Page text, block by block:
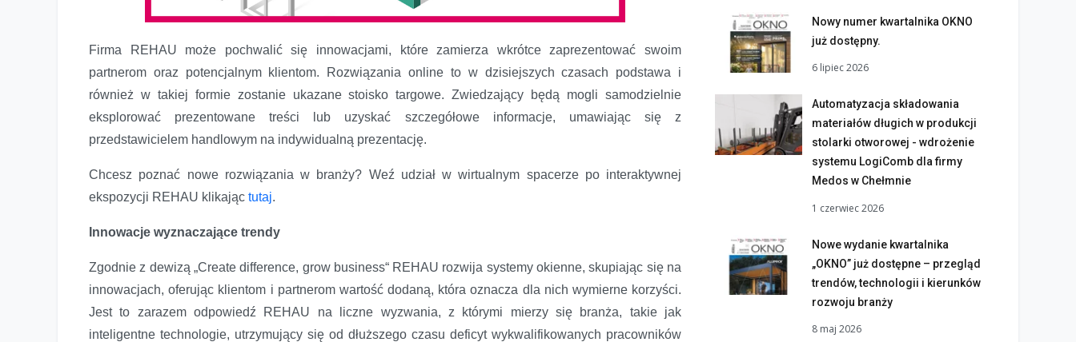
Firma REHAU może pochwalić się innowacjami, które zamierza wkrótce zaprezentować swoim
partnerom oraz potencjalnym klientom. Rozwiązania online to w dzisiejszych czasach podstawa i
również w takiej formie zostanie ukazane stoisko targowe. Zwiedzający będą mogli samodzielnie
eksplorować prezentowane treści lub uzyskać szczegółowe informacje, umawiając się z
przedstawicielem handlowym na indywidualną prezentację.
Chcesz poznać nowe rozwiązania w branży? Weź udział w wirtualnym spacerze po interaktywnej
ekspozycji REHAU klikając tutaj.
Innowacje wyznaczające trendy
Zgodnie z dewizą „Create difference, grow business“ REHAU rozwija systemy okienne, skupiając się na
innowacjach, oferując klientom i partnerom wartość dodaną, która oznacza dla nich wymierne korzyści.
Jest to zarazem odpowiedź REHAU na liczne wyzwania, z którymi mierzy się branża, takie jak
inteligentne technologie, utrzymujący się od dłuższego czasu deficyt wykwalifikowanych pracowników
Nowy numer kwartalnika OKNO
już dostępny.
6 lipiec 2026
Automatyzacja składowania
materiałów długich w produkcji
stolarki otworowej - wdrożenie
systemu LogiComb dla firmy
Medos w Chełmnie
1 czerwiec 2026
Nowe wydanie kwartalnika
„OKNO” już dostępne – przegląd
trendów, technologii i kierunków
rozwoju branży
8 maj 2026